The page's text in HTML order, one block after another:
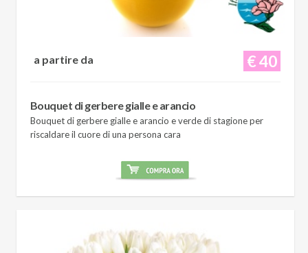
€ 40
a partire da
Bouquet di gerbere gialle e arancio
Bouquet di gerbere gialle e arancio e verde di stagione per
riscaldare il cuore di una persona cara